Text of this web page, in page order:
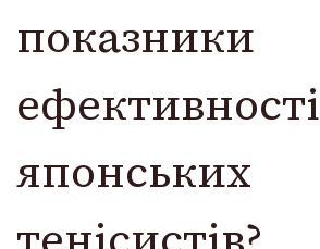
показники
ефективності
японських